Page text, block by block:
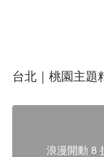
台北｜桃園主題
浪漫開動 8